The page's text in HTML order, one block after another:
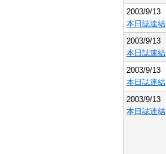
2003/9/13
本日誌連結
2003/9/13
本日誌連結
2003/9/13
本日誌連結
2003/9/13
本日誌連結